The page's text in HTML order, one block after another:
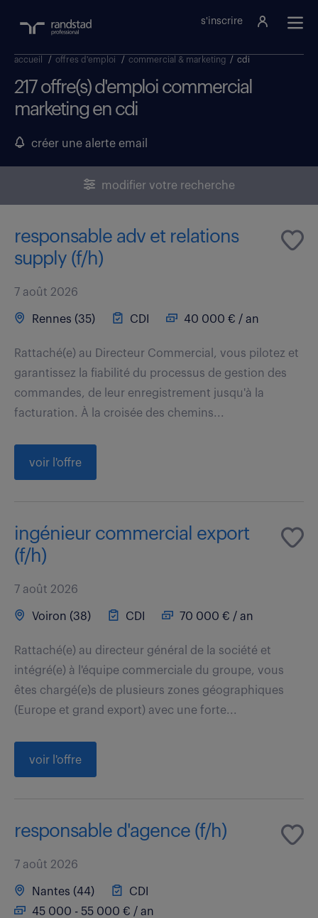
s'inscrire
accueil / offres d'emploi / commercial & marketing / cdi
217 offre(s) d'emploi commercial
marketing en cdi
créer une alerte email
modifier votre recherche
responsable adv et relations
supply (f/h)
7 août 2026
Rennes (35) CDI 40 000 € / an
Rattaché(e) au Directeur Commercial, vous pilotez et
garantissez la fiabilité du processus de gestion des
commandes, de leur enregistrement jusqu'à la
facturation. À la croisée des chemins...
voir l'offre
ingénieur commercial export
(f/h)
7 août 2026
Voiron (38) CDI 70 000 € / an
Rattaché(e) au directeur général de la société et
intégré(e) à l'équipe commerciale du groupe, vous
êtes chargé(e)s de plusieurs zones géographiques
(Europe et grand export) avec une forte...
voir l'offre
responsable d'agence (f/h)
7 août 2026
Nantes (44)
CDI
45 000 - 55 000 € / an